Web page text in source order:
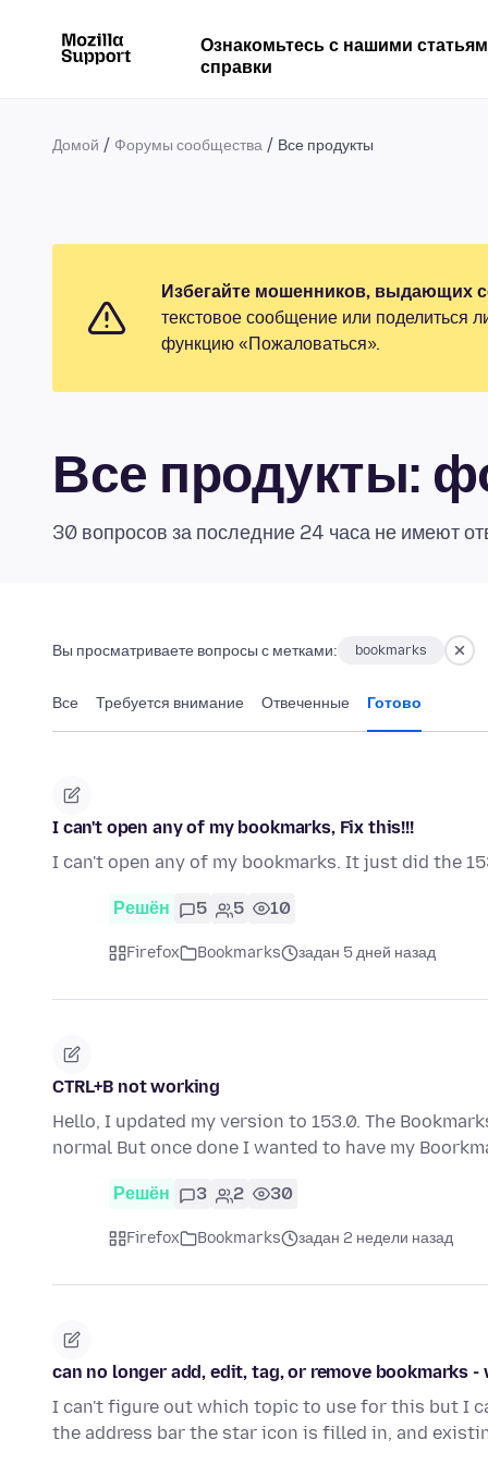
Ознакомьтесь с нашими
справки
Домой Форумы сообщества Все продукты
Избегайте мошенников, выдающих
текстовое сообщение или поделиться
функцию «Пожаловаться».
Все продукты:
30 вопросов за последние 24 часа не имеют
Вы просматриваете вопросы с метками: bookmarks
Все Требуется внимание Отвеченные Готово
I can't open any of my bookmarks, Fix this!!!
I can't open any of my bookmarks. It just did the
Решён 5 5 10
Firefox Bookmarks задан 5 дней назад
CTRL+B not working
Hello, I updated my version to 153.0. The
normal But once done I wanted to have my
Решён 3 2 30
Firefox Bookmarks задан 2 недели назад
can no longer add, edit, tag, or remove bookmarks
I can't figure out which topic to use for this but I
the address bar the star icon is filled in, and